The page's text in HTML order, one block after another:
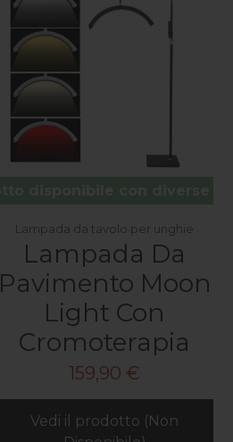
Lampada da tavolo per unghie
Lampada Da
Pavimento Moon
Light Con
Cromoterapia
159,90 €
Vedi il prodotto (Non